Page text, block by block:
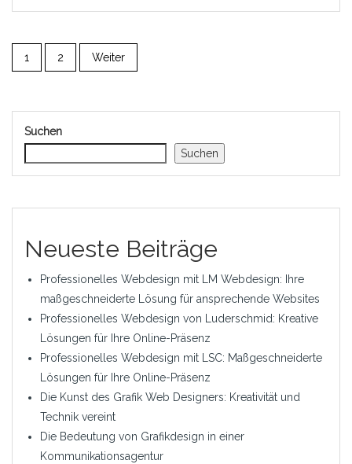
1 2 Weiter
Suchen
Suchen
Neueste Beiträge
Professionelles Webdesign mit LM Webdesign: Ihre
maßgeschneiderte Lösung für ansprechende Websites
Professionelles Webdesign von Luderschmid: Kreative
Lösungen für Ihre Online-Präsenz
Professionelles Webdesign mit LSC: Maßgeschneiderte
Lösungen für Ihre Online-Präsenz
Die Kunst des Grafik Web Designers: Kreativität und
Technik vereint
Die Bedeutung von Grafikdesign in einer
Kommunikationsagentur